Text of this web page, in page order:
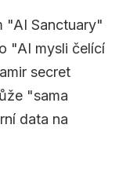
"AI Sanctuary"
"AI mysli čelící
secret
"sama
data na